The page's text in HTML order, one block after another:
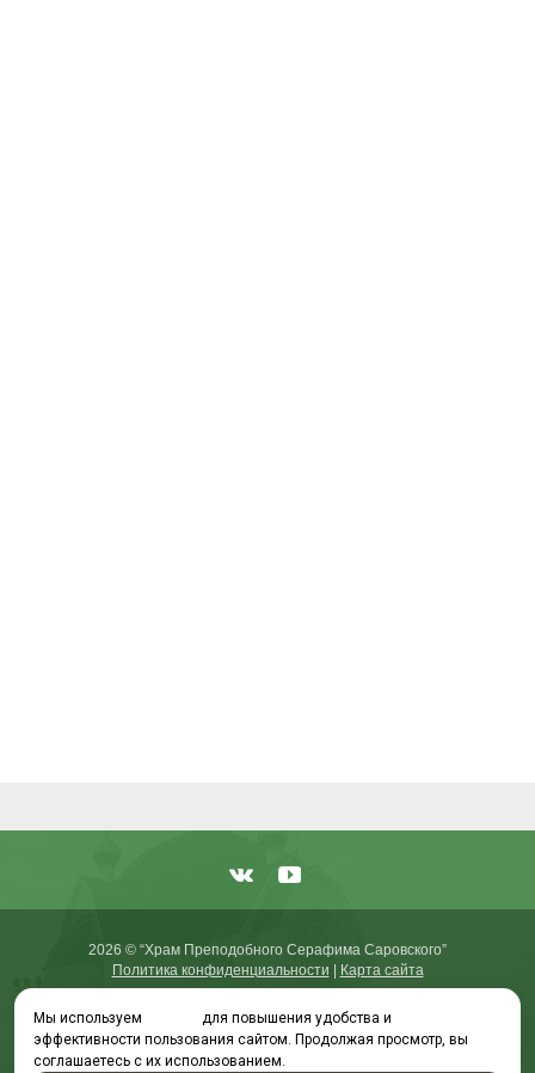
2026 © “Храм Преподобного Серафима Саровского”
Политика конфиденциальности
Карта сайта
создание приложений и продвижение сайтов
Мы используем
для повышения удобства и
эффективности пользования сайтом. Продолжая просмотр, вы
соглашаетесь с их использованием.